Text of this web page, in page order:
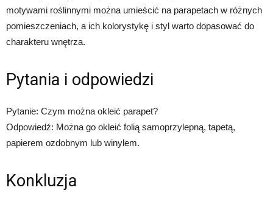
motywami roślinnymi można umieścić na parapetach w różnych
pomieszczeniach, a ich kolorystykę i styl warto dopasować do
charakteru wnętrza.
Pytania i odpowiedzi
Pytanie: Czym można okleić parapet?
Odpowiedź: Można go okleić folią samoprzylepną, tapetą,
papierem ozdobnym lub winylem.
Konkluzja